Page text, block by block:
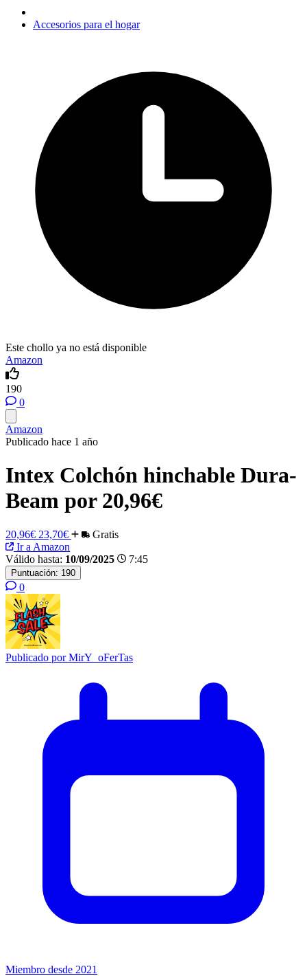
Accesorios para el hogar
Este chollo ya no está disponible
Amazon
190
0
Amazon
Publicado hace 1 año
Intex Colchón hinchable Dura-
Beam por 20,96€
20,96€ 23,70€
Gratis
Ir a Amazon
Válido hasta: 10/09/2025 7:45
Puntuación: 190
0
Publicado porMirY_oFerTas
Miembro desde 2021